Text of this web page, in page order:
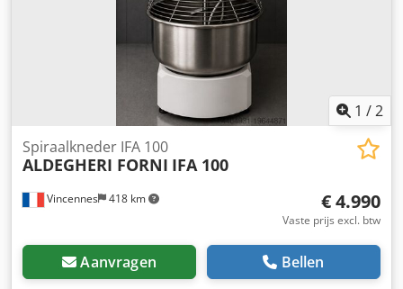
1 /2
Vincennes 418 km
Spiraalkneder IFA 100
ALDEGHERI FORNI IFA 100
€ 4.990
Vaste prijs excl. btw
Aanvragen Bellen